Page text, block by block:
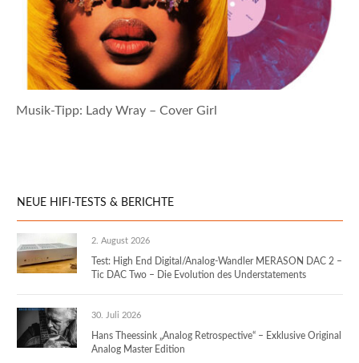
Musik-Tipp: Lady Wray – Cover Girl
NEUE HIFI-TESTS & BERICHTE
2. August 2026
Test: High End Digital/Analog-Wandler MERASON DAC 2 –
Tic DAC Two – Die Evolution des Understatements
30. Juli 2026
Hans Theessink „Analog Retrospective“ – Exklusive Original
Analog Master Edition